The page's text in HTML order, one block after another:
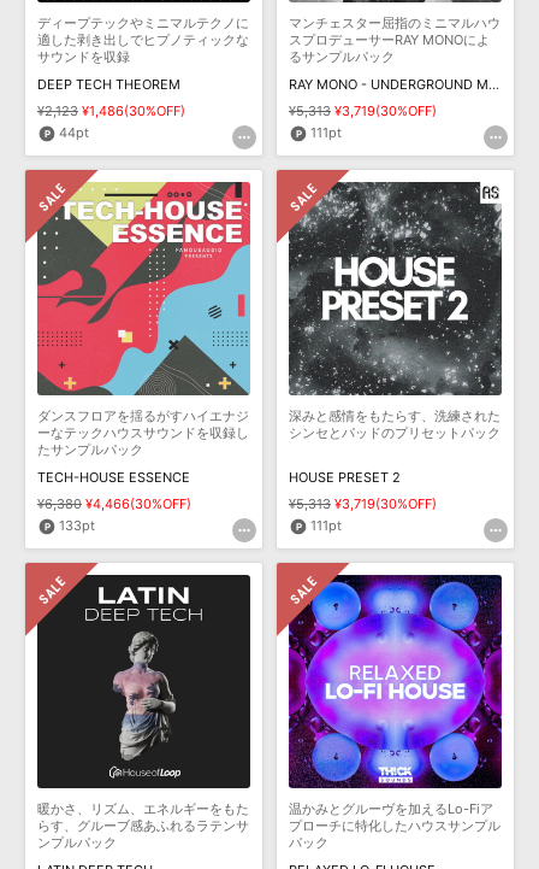
ディープテックやミニマルテクノに
適した剥き出しでヒプノティックな
サウンドを収録
DEEP TECH THEOREM
¥2,123 ¥1,486(30%OFF)
44pt
マンチェスター屈指のミニマルハウ
スプロデューサーRAY MONOによ
るサンプルパック
RAY MONO - UNDERGROUND MINIMAL HOUSE
¥5,313 ¥3,719(30%OFF)
111pt
ダンスフロアを揺るがすハイエナジ
ーなテックハウスサウンドを収録し
たサンプルパック
TECH-HOUSE ESSENCE
¥6,380 ¥4,466(30%OFF)
133pt
深みと感情をもたらす、洗練された
シンセとパッドのプリセットパック
HOUSE PRESET 2
¥5,313 ¥3,719(30%OFF)
111pt
暖かさ、リズム、エネルギーをもた
らす、グルーブ感あふれるラテンサ
ンプルパック
温かみとグルーヴを加えるLo-Fiア
プローチに特化したハウスサンプル
パック